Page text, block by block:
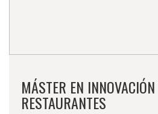
MÁSTER EN
RESTAURANTES